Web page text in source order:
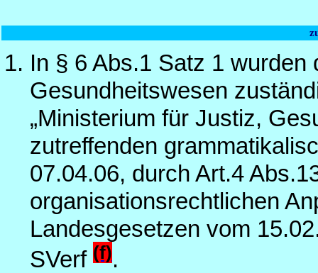
In § 6 Abs.1 Satz 1 wurden
Gesundheitswesen
„Ministerium für Justiz,
zutreffenden
07.04.06, durch Art.4
organisationsrechtlichen
Landesgesetzen vom
SVerf (f).